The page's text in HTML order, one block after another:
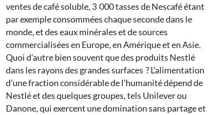
ventes de café soluble, 3 000 tasses de Nescafé étant
par exemple consommées chaque seconde dans le
monde, et des eaux minérales et de sources
commercialisées en Europe, en Amérique et en Asie.
Quoi d’autre bien souvent que des produits Nestlé
dans les rayons des grandes surfaces ? L’alimentation
d’une fraction considérable de l’humanité dépend de
Nestlé et des quelques groupes, tels Unilever ou
Danone, qui exercent une domination sans partage et